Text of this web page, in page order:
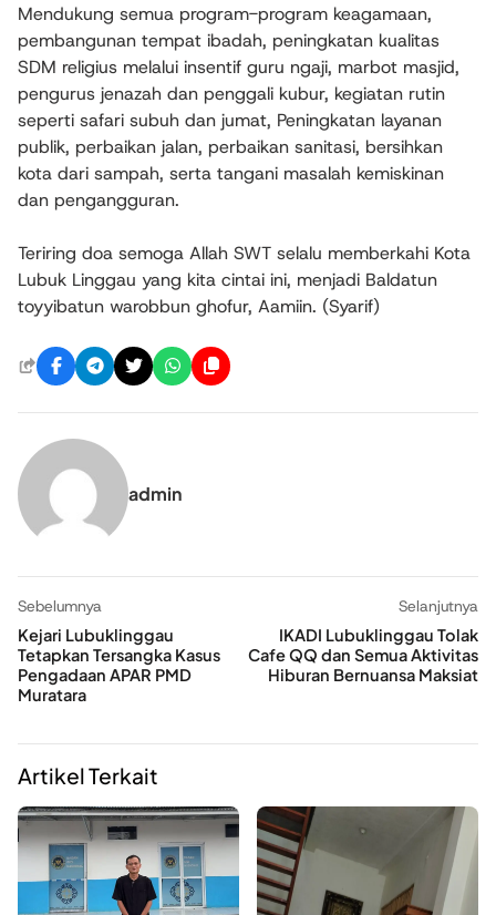
Mendukung semua program-program keagamaan,
pembangunan tempat ibadah, peningkatan kualitas
SDM religius melalui insentif guru ngaji, marbot masjid,
pengurus jenazah dan penggali kubur, kegiatan rutin
seperti safari subuh dan jumat, Peningkatan layanan
publik, perbaikan jalan, perbaikan sanitasi, bersihkan
kota dari sampah, serta tangani masalah kemiskinan
dan pengangguran.
Teriring doa semoga Allah SWT selalu memberkahi Kota
Lubuk Linggau yang kita cintai ini, menjadi Baldatun
toyyibatun warobbun ghofur, Aamiin. (Syarif)
admin
Sebelumnya
Kejari Lubuklinggau
Tetapkan Tersangka Kasus
Pengadaan APAR PMD
Muratara
Selanjutnya
IKADI Lubuklinggau Tolak
Cafe QQ dan Semua Aktivitas
Hiburan Bernuansa Maksiat
Artikel Terkait